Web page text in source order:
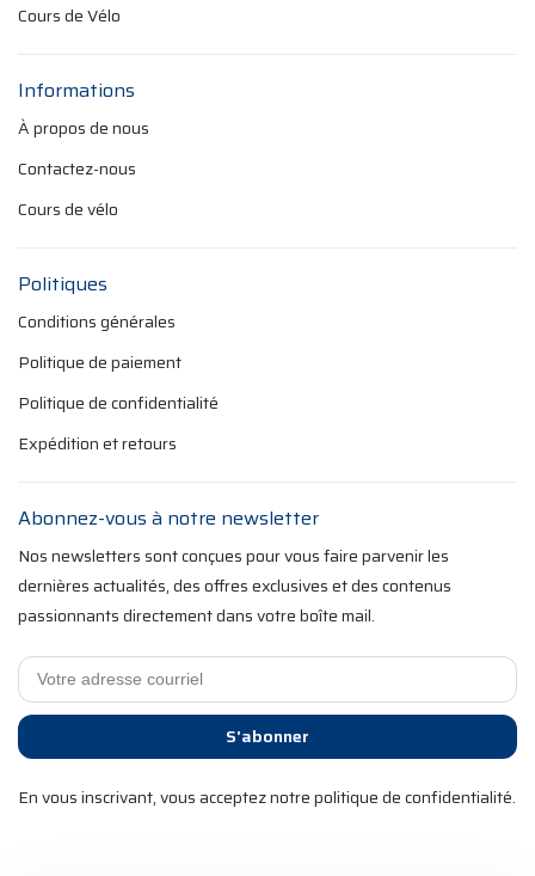
Cours de Vélo
Informations
À propos de nous
Contactez-nous
Cours de vélo
Politiques
Conditions générales
Politique de paiement
Politique de confidentialité
Expédition et retours
Abonnez-vous à notre newsletter
Nos newsletters sont conçues pour vous faire parvenir les
dernières actualités, des offres exclusives et des contenus
passionnants directement dans votre boîte mail.
S'abonner
En vous inscrivant, vous acceptez notre politique de confidentialité.